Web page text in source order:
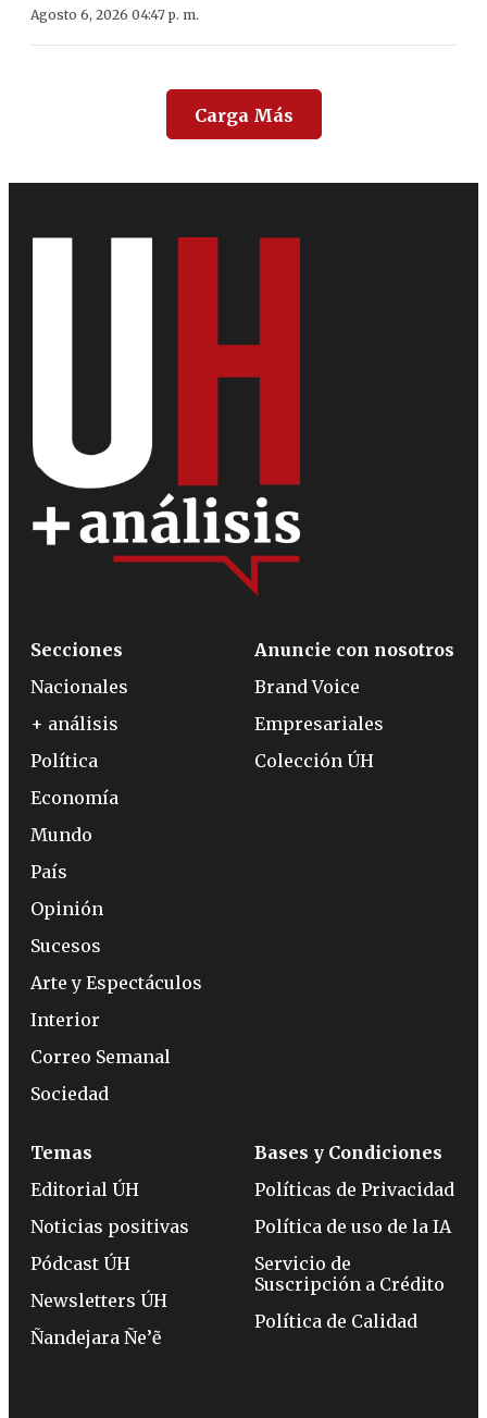
Agosto 6, 2026 04:47 p. m.
Carga Más
Secciones
Nacionales
+ análisis
Política
Economía
Mundo
País
Opinión
Sucesos
Arte y Espectáculos
Interior
Correo Semanal
Sociedad
Anuncie con nosotros
Brand Voice
Empresariales
Colección ÚH
Temas
Editorial ÚH
Noticias positivas
Pódcast ÚH
Newsletters ÚH
Ñandejara Ñe’ẽ
Bases y Condiciones
Políticas de Privacidad
Política de uso de la IA
Servicio de
Suscripción a Crédito
Política de Calidad